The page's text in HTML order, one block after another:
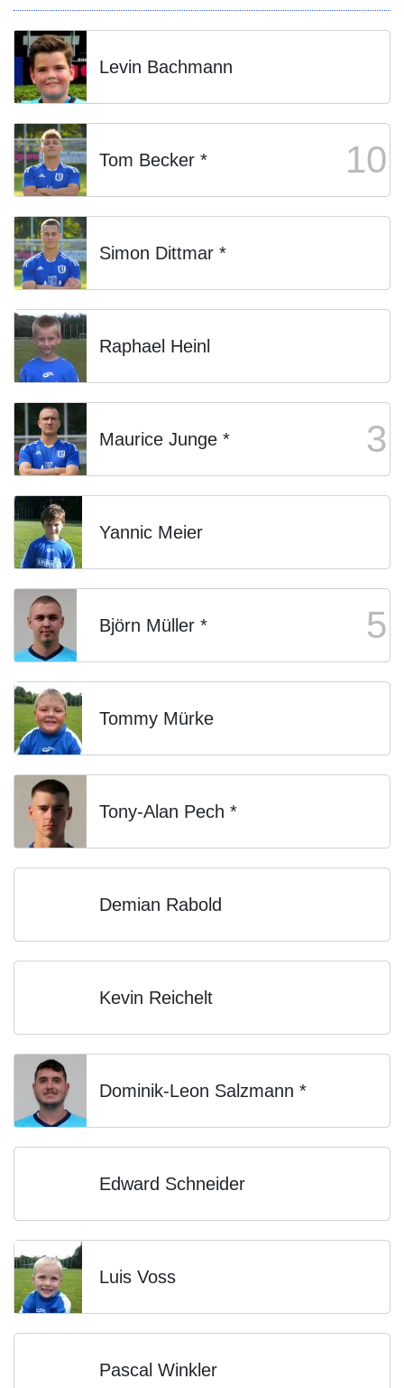
Levin Bachmann
Tom Becker * 10
Simon Dittmar *
Raphael Heinl
Maurice Junge * 3
Yannic Meier
Björn Müller * 5
Tommy Mürke
Tony-Alan Pech *
Demian Rabold
Kevin Reichelt
Dominik-Leon Salzmann *
Edward Schneider
Luis Voss
Pascal Winkler